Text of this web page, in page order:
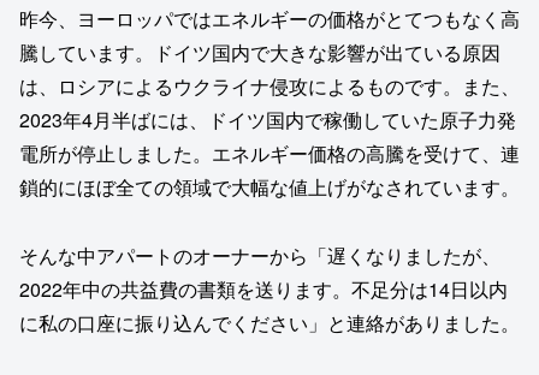
昨今、ヨーロッパではエネルギーの価格がとてつもなく高
騰しています。ドイツ国内で大きな影響が出ている原因
は、ロシアによるウクライナ侵攻によるものです。また、
2023年4月半ばには、ドイツ国内で稼働していた原子力発
電所が停止しました。エネルギー価格の高騰を受けて、連
鎖的にほぼ全ての領域で大幅な値上げがなされています。
そんな中アパートのオーナーから「遅くなりましたが、
2022年中の共益費の書類を送ります。不足分は14日以内
に私の口座に振り込んでください」と連絡がありました。